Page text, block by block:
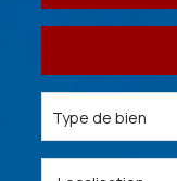
De l'immo
De l'immo
Type de bien